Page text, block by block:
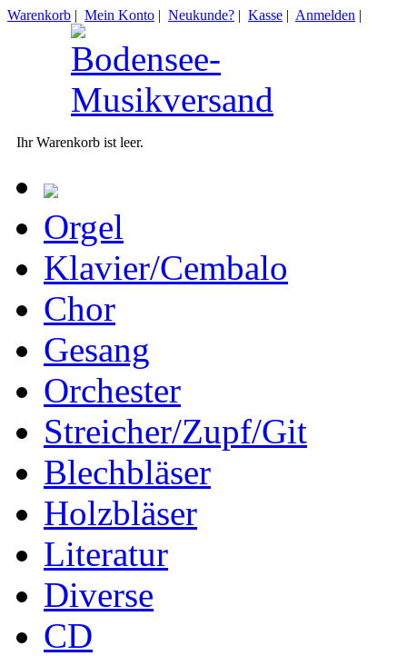
Warenkorb | Mein Konto | Neukunde? | Kasse | Anmelden |
Ihr Warenkorb ist leer.
Orgel
Klavier/Cembalo
Chor
Gesang
Orchester
Streicher/Zupf/Git
Blechbläser
Holzbläser
Literatur
Diverse
CD